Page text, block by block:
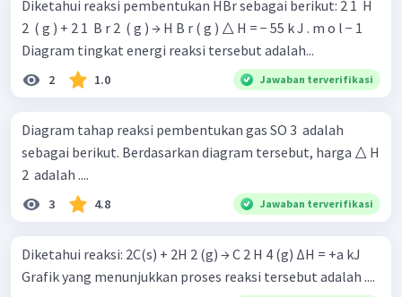
Diketahui reaksi pembentukan HBr sebagai berikut: 2 1 ​ H
2 ​ ( g ) + 2 1 ​ B r 2 ​ ( g ) → H B r ( g ) △ H = − 55 k J . m o l − 1
Diagram tingkat energi reaksi tersebut adalah...
2 1.0 Jawaban terverifikasi
Diagram tahap reaksi pembentukan gas SO 3 ​ adalah
sebagai berikut. Berdasarkan diagram tersebut, harga △ H
2 ​ adalah ....
3 4.8 Jawaban terverifikasi
Diketahui reaksi: 2C(s) + 2H 2 (g) → C 2 H 4 (g) ΔH = +a kJ
Grafik yang menunjukkan proses reaksi tersebut adalah ....